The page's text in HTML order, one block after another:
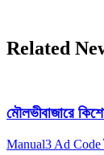
Related
মৌলভীবাজারে
Manual3 Ad Code